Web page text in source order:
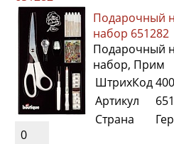
0
Подарочный
набор 651282
Подарочный
набор, Прим
ШтрихКод
Артикул
Страна